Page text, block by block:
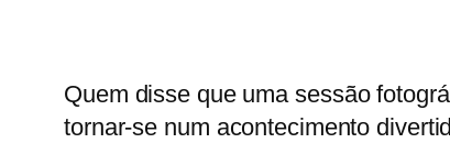
Quem disse que uma sessão
tornar-se num acontecimento